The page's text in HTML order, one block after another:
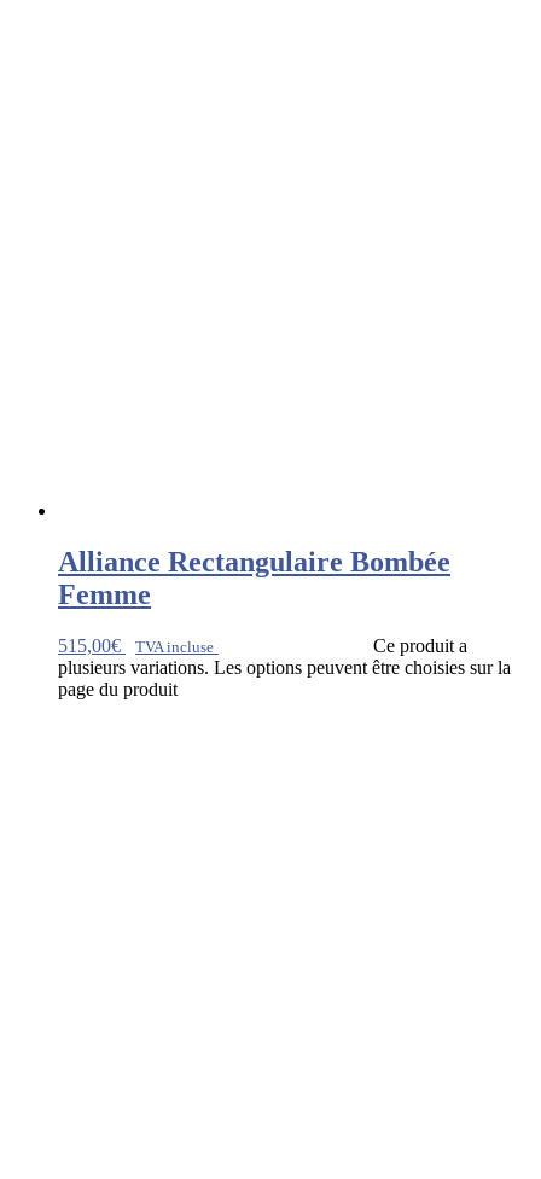
Alliance Rectangulaire Bombée
Femme
515,00€ TVA incluse
Ce produit a
plusieurs variations. Les options peuvent être choisies sur la
page du produit